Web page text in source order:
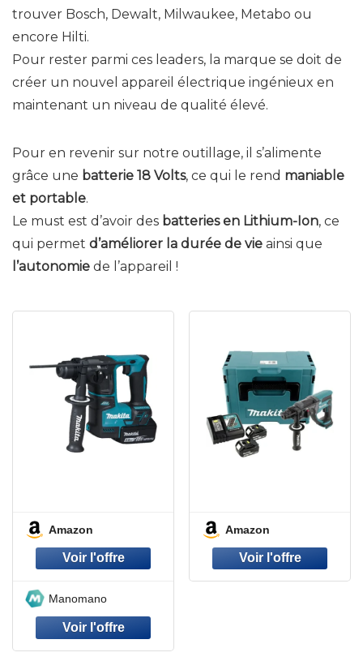
trouver Bosch, Dewalt, Milwaukee, Metabo ou
encore Hilti.
Pour rester parmi ces leaders, la marque se doit de
créer un nouvel appareil électrique ingénieux en
maintenant un niveau de qualité élevé.
Pour en revenir sur notre outillage, il s’alimente
grâce une batterie 18 Volts, ce qui le rend maniable
et portable.
Le must est d’avoir des batteries en Lithium-Ion, ce
qui permet d’améliorer la durée de vie ainsi que
l’autonomie de l’appareil !
Amazon
Manomano
Amazon